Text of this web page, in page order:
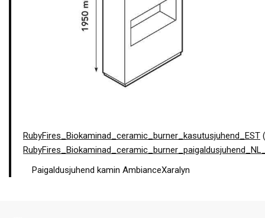
RubyFires_Biokaminad_ceramic_burner_kasutusjuhend_EST
Paigaldusjuhend kamin AmbianceXaralyn